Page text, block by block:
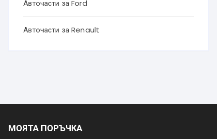
Авточасти за Ford
Авточасти за Renault
МОЯТА ПОРЪЧКА